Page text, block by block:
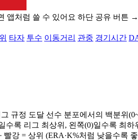
앱처럼 쓸 수 있어요 하단 공유 버튼 →
타자 투수 이동거리 관중 경기시간
규정 도달 선수 분포에서의 백분위
수록 리그 최상위, 왼쪽(0)일수록 최하
빨강 = 상위 (ERA·K%처럼 낮을수록